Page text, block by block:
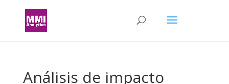
Análisis de impacto